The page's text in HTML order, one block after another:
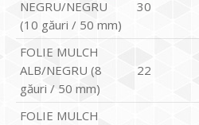
NEGRU/NEGRU
(10 găuri / 50 mm)
30
FOLIE MULCH
ALB/NEGRU (8
găuri / 50 mm)
22
FOLIE MULCH